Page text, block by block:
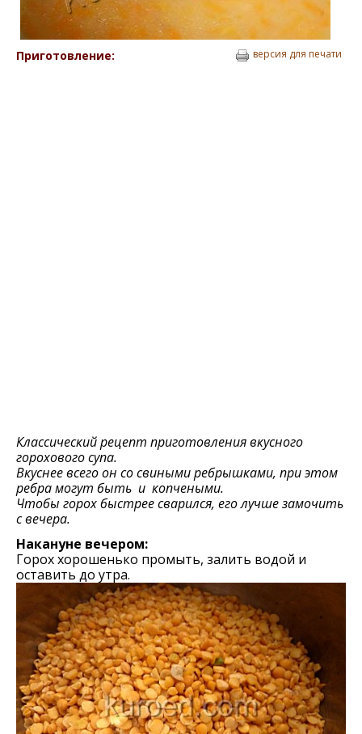
Приготовление: версия для печати
Классический рецепт приготовления вкусного
горохового супа.
Вкуснее всего он со свиными ребрышками, при этом
ребра могут быть и копчеными.
Чтобы горох быстрее сварился, его лучше замочить
с вечера.
Накануне вечером:
Горох хорошенько промыть, залить водой и
оставить до утра.